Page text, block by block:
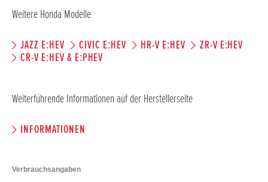
Weitere Honda Modelle
JAZZ E:HEV CIVIC E:HEV HR-V E:HEV
ZR-V E:HEV
CR-V E:HEV & E:PHEV
Weiterführende Informationen auf der Herstellerseite
INFORMATIONEN
Verbrauchsangaben